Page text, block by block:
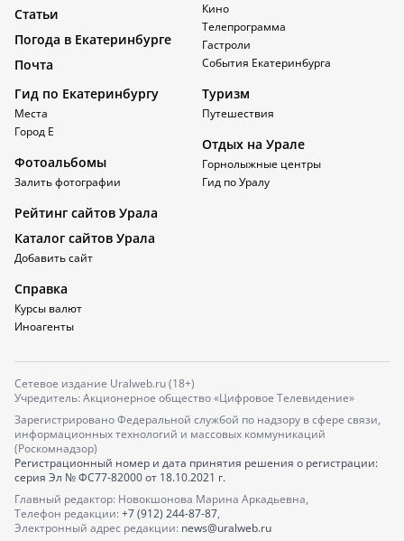
Статьи
Погода в Екатеринбурге
Почта
Кино
Телепрограмма
Гастроли
События Екатеринбурга
Гид по Екатеринбургу
Места
Город Е
Фотоальбомы
Залить фотографии
Туризм
Путешествия
Отдых на Урале
Горнолыжные центры
Гид по Уралу
Рейтинг сайтов Урала
Каталог сайтов Урала
Добавить сайт
Справка
Курсы валют
Иноагенты
Сетевое издание Uralweb.ru (18+)
Учредитель: Акционерное общество «Цифровое Телевидение»
Зарегистрировано Федеральной службой по надзору в сфере связи,
информационных технологий и массовых коммуникаций
(Роскомнадзор)
Регистрационный номер и дата принятия решения о регистрации:
серия Эл № ФС77-82000от 18.10.2021 г.
Главный редактор: Новокшонова Марина Аркадьевна,
Телефон редакции: +7 (912) 244-87-87,
Электронный адрес редакции: news@uralweb.ru